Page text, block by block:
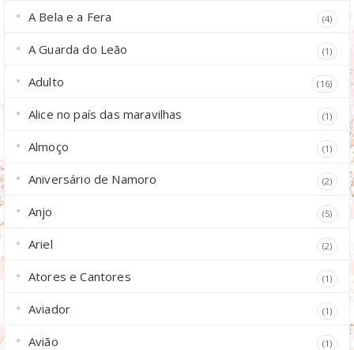
A Bela e a Fera (4)
A Guarda do Leão (1)
Adulto (16)
Alice no país das maravilhas (1)
Almoço (1)
Aniversário de Namoro (2)
Anjo (5)
Ariel (2)
Atores e Cantores (1)
Aviador (1)
Avião (1)